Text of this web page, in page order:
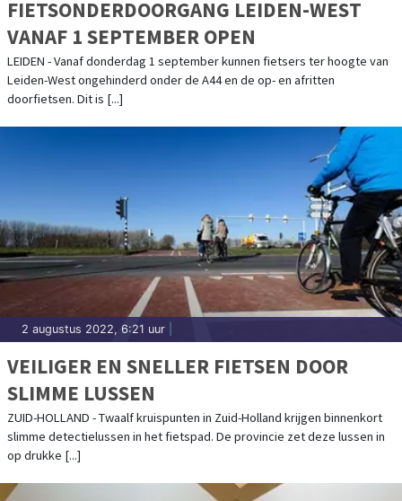
FIETSONDERDOORGANG LEIDEN-WEST
VANAF 1 SEPTEMBER OPEN
LEIDEN - Vanaf donderdag 1 september kunnen fietsers ter hoogte van
Leiden-West ongehinderd onder de A44 en de op- en afritten
doorfietsen. Dit is [...]
2 augustus 2022, 6:21 uur
VEILIGER EN SNELLER FIETSEN DOOR
SLIMME LUSSEN
ZUID-HOLLAND - Twaalf kruispunten in Zuid-Holland krijgen binnenkort
slimme detectielussen in het fietspad. De provincie zet deze lussen in
op drukke [...]